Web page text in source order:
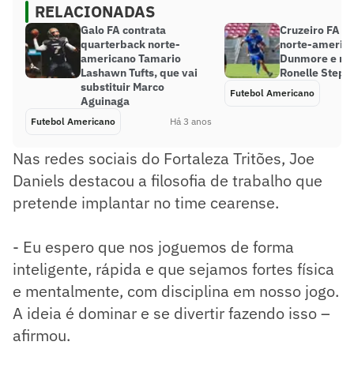
RELACIONADAS
Galo FA contrata
quarterback norte-
americano Tamario
Lashawn Tufts, que vai
substituir Marco
Aguinaga
Futebol Americano Há 3 anos
Cruzeiro FA
norte-
Dunmore e
Ronelle
Futebol Americano
Nas redes sociais do Fortaleza Tritões, Joe
Daniels destacou a filosofia de trabalho que
pretende implantar no time cearense.
- Eu espero que nos joguemos de forma
inteligente, rápida e que sejamos fortes física
e mentalmente, com disciplina em nosso jogo.
A ideia é dominar e se divertir fazendo isso –
afirmou.